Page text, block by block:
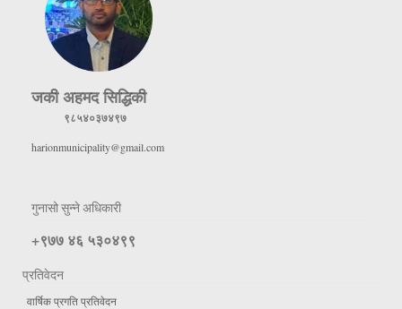
जकी अहमद सिद्धिकी
९८५४०३७४९७
harionmunicipality@gmail.com
गुनासो सुन्ने अधिकारी
+९७७ ४६ ५३०४९९
प्रतिवेदन
वार्षिक प्रगति प्रतिवेदन